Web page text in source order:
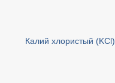
Калий хлористый (KCl)